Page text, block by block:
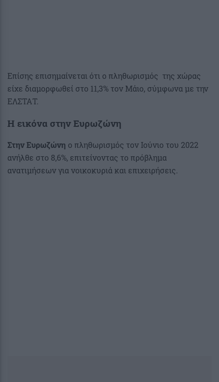
Επίσης επισημαίνεται ότι ο πληθωρισμός της χώρας
είχε διαμορφωθεί στο 11,3% τον Μάιο, σύμφωνα με την
ΕΛΣΤΑΤ.
Η εικόνα στην Ευρωζώνη
Στην Ευρωζώνη ο πληθωρισμός τον Ιούνιο του 2022
ανήλθε στο 8,6%, επιτείνοντας το πρόβλημα
ανατιμήσεων για νοικοκυριά και επιχειρήσεις.